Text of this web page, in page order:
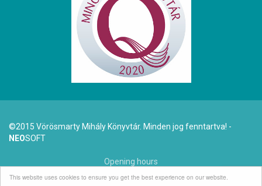
This website uses cookies to ensure you get the best experience on our website.
©2015 Vörösmarty Mihály Könyvtár. Minden jog fenntartva! -
NEOSOFT
Opening hours